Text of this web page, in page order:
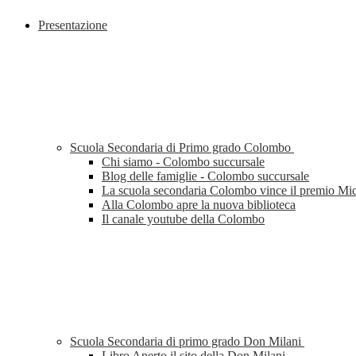
Presentazione
Scuola Secondaria di Primo grado Colombo
Chi siamo - Colombo succursale
Blog delle famiglie - Colombo succursale
La scuola secondaria Colombo vince il premio
Alla Colombo apre la nuova biblioteca
Il canale youtube della Colombo
Scuola Secondaria di primo grado Don Milani